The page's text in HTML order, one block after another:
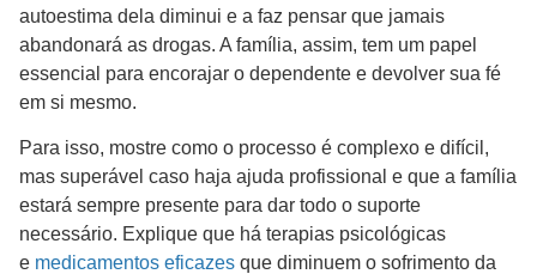
autoestima dela diminui e a faz pensar que jamais
abandonará as drogas. A família, assim, tem um papel
essencial para encorajar o dependente e devolver sua fé
em si mesmo.
Para isso, mostre como o processo é complexo e difícil,
mas superável caso haja ajuda profissional e que a família
estará sempre presente para dar todo o suporte
necessário. Explique que há terapias psicológicas
e medicamentos eficazes que diminuem o sofrimento da